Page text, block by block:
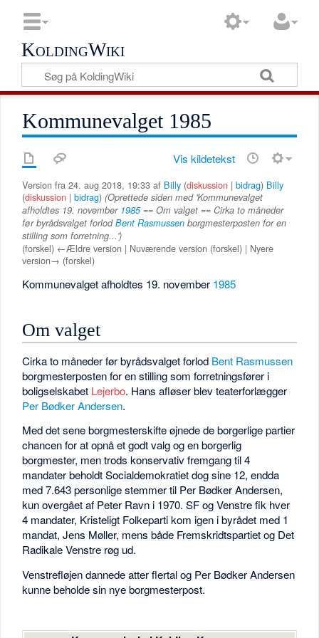
KoldingWiki
Kommunevalget 1985
Vis kildetekst
Version fra 24. aug 2018, 19:33 af Billy (diskussion |bidrag) Billy
(diskussion |bidrag) (Oprettede siden med 'Kommunevalget
afholdtes 19. november 1985== Om valget == Cirka to måneder
før byrådsvalget forlodBent Rasmussen borgmesterposten for en
stilling som forretning...')
(forskel) ←Ældre version | Nuværende version (forskel) | Nyere
version→ (forskel)
Kommunevalget afholdtes 19. november 1985
Om valget
Cirka to måneder før byrådsvalget forlod Bent Rasmussen
borgmesterposten for en stilling som forretningsfører i
boligselskabet Lejerbo. Hans afløser blev teaterforlægger
Per Bødker Andersen.
Med det sene borgmesterskifte øjnede de borgerlige partier
chancen for at opnå et godt valg og en borgerlig
borgmester, men trods konservativ fremgang til 4
mandater beholdt Socialdemokratiet dog sine 12, endda
med 7.643 personlige stemmer til Per Bødker Andersen,
kun overgået af Peter Ravn i 1970. SF og Venstre fik hver
4 mandater, Kristeligt Folkeparti kom igen i byrådet med 1
mandat, Jens Møller, mens både Fremskridtspartiet og Det
Radikale Venstre røg ud.
Venstrefløjen dannede atter flertal og Per Bødker Andersen
kunne beholde sin nye borgmesterpost.